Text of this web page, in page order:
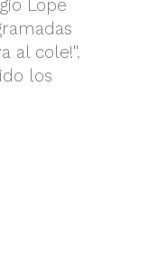
Lope
al cole!".
los